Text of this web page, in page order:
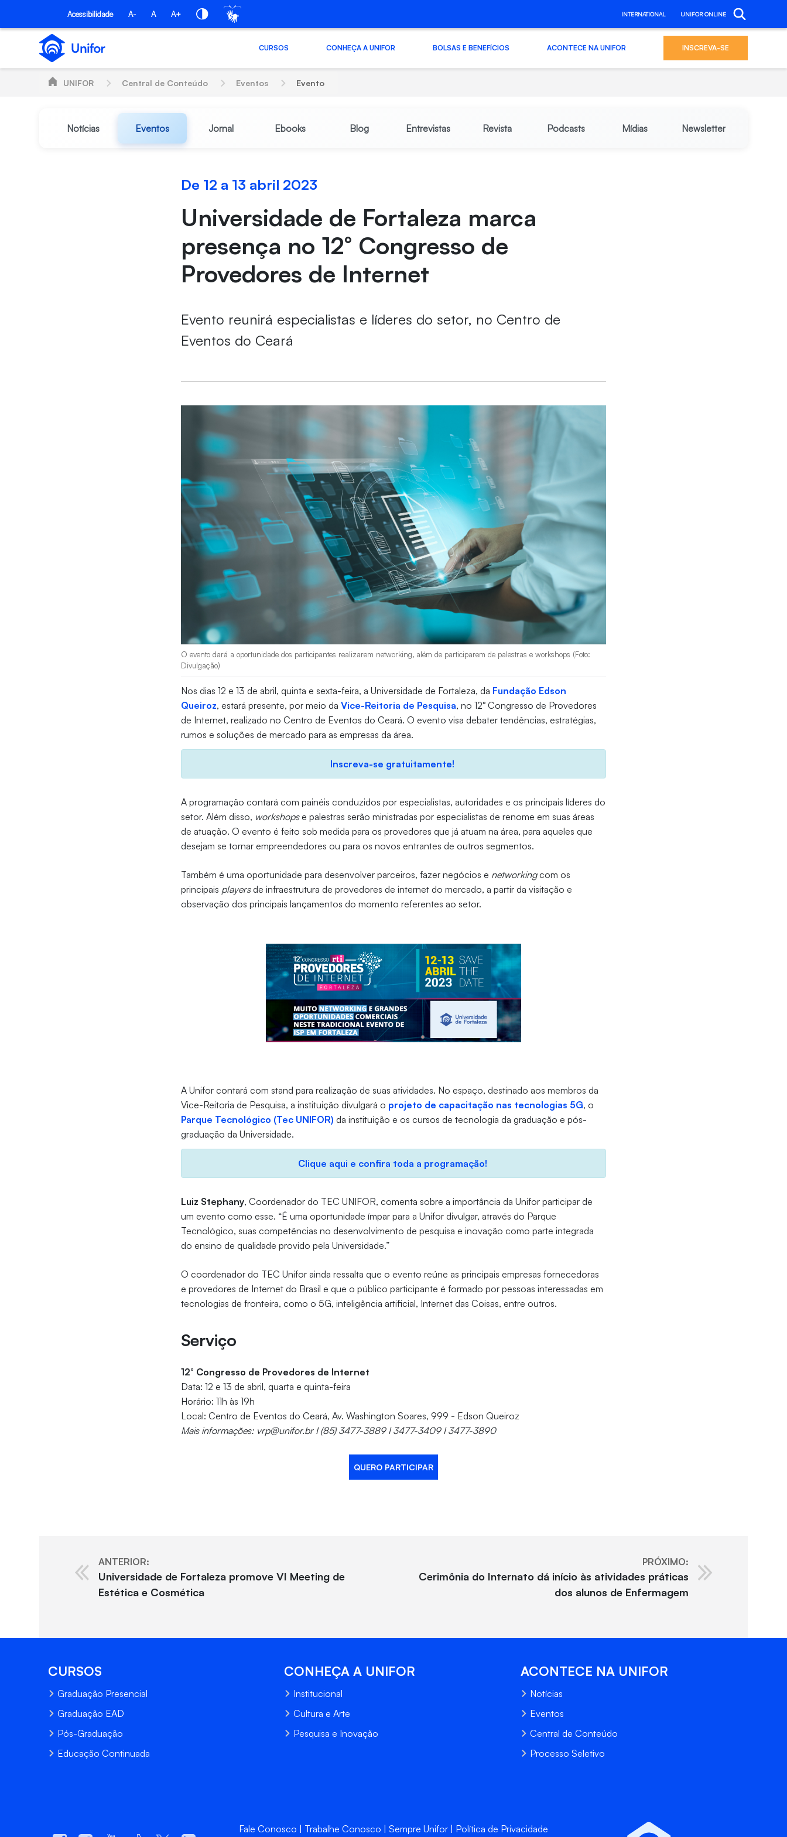
Pular para o Conteúdo principal
Acessibilidade A- A A+ INTERNATIONAL UNIFOR ONLINE
CURSOS CONHEÇA A UNIFOR BOLSAS E BENEFÍCIOS ACONTECE NA UNIFOR INSCREVA-SE
UNIFOR Central de Conteúdo Eventos Evento
Notícias Eventos Jornal Ebooks Blog Entrevistas Revista Podcasts Mídias Newsletter
De 12 a 13 abril 2023
Universidade de Fortaleza marca
presença no 12° Congresso de
Provedores de Internet
Evento reunirá especialistas e líderes do setor, no Centro de
Eventos do Ceará
O evento dará a oportunidade dos participantes realizarem networking, além de participarem de palestras e workshops (Foto:
Divulgação)
Nos dias 12 e 13 de abril, quinta e sexta-feira, a Universidade de Fortaleza, da Fundação Edson
Queiroz, estará presente, por meio daVice-Reitoria de Pesquisa, no 12° Congresso de Provedores
de Internet, realizado no Centro de Eventos do Ceará. O evento visa debater tendências, estratégias,
rumos e soluções de mercado para as empresas da área.
Inscreva-se gratuitamente!
A programação contará com painéis conduzidos por especialistas, autoridades e os principais líderes do
setor. Além disso, workshopse palestras serão ministradas por especialistas de renome em suas áreas
de atuação. O evento é feito sob medida para os provedores que já atuam na área, para aqueles que
desejam se tornar empreendedores ou para os novos entrantes de outros segmentos.
Também é uma oportunidade para desenvolver parceiros, fazer negócios e networkingcom os
principais playersde infraestrutura de provedores de internet do mercado, a partir da visitação e
observação dos principais lançamentos do momento referentes ao setor.
A Unifor contará com stand para realização de suas atividades. No espaço, destinado aos membros da
Vice-Reitoria de Pesquisa, a instituição divulgará o projeto de capacitação nas tecnologias 5G, o
Parque Tecnológico (Tec UNIFOR) da instituição e os cursos de tecnologia da graduação e pós-
graduação da Universidade.
Clique aqui e confira toda a programação!
Luiz Stephany, Coordenador do TEC UNIFOR, comenta sobre a importância da Unifor participar de
um evento como esse. “É uma oportunidade ímpar para a Unifor divulgar, através do Parque
Tecnológico, suas competências no desenvolvimento de pesquisa e inovação como parte integrada
do ensino de qualidade provido pela Universidade.”
O coordenador do TEC Unifor ainda ressalta que o evento reúne as principais empresas fornecedoras
e provedores de Internet do Brasil e que o público participante é formado por pessoas interessadas em
tecnologias de fronteira, como o 5G, inteligência artificial, Internet das Coisas, entre outros.
Serviço
12° Congresso de Provedores de Internet
Data: 12 e 13 de abril, quarta e quinta-feira
Horário: 11h às 19h
Local: Centro de Eventos do Ceará, Av. Washington Soares, 999 - Edson Queiroz
Mais informações: vrp@unifor.br I (85) 3477-3889 I 3477-3409 I 3477-3890
QUERO PARTICIPAR
ANTERIOR:
Universidade de Fortaleza promove VI Meeting de
Estética e Cosmética
PRÓXIMO:
Cerimônia do Internato dá início às atividades práticas
dos alunos de Enfermagem
CURSOS
Graduação Presencial
Graduação EAD
Pós-Graduação
Educação Continuada
CONHEÇA A UNIFOR
Institucional
Cultura e Arte
Pesquisa e Inovação
ACONTECE NA UNIFOR
Notícias
Eventos
Central de Conteúdo
Processo Seletivo
Fale Conosco Trabalhe Conosco Sempre Unifor Política de Privacidade